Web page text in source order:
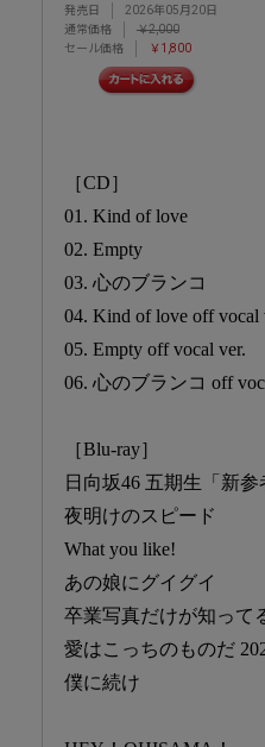
発売日
2026年05月20日
通常価格
￥2,000
セール価格
￥1,800
［CD］
01. Kind of love
02. Empty
03. 心のブランコ
04. Kind of love off vocal
05. Empty off vocal ver.
06. 心のブランコ off
［Blu-ray］
日向坂46 五期生「新
夜明けのスピード
What you like!
あの娘にグイグイ
卒業写真だけが知って
愛はこっちのものだ
僕に続け